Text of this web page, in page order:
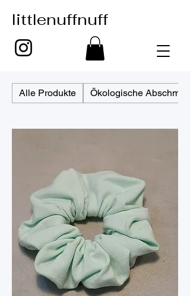
littlenuffnuff
Alle Produkte Ökologische